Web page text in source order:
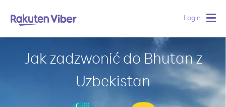
Login
Jak zadzwonić do Bhutan z
Uzbekistan